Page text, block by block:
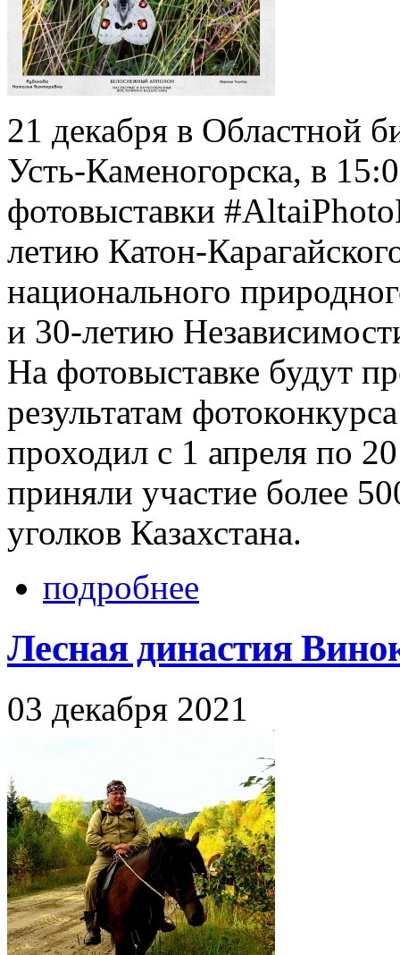
21 декабря в Областной
Усть-Каменогорска, в
фотовыставки
летию Катон-
национального
и 30-летию
На фотовыставке будут
результатам
проходил с 1 апреля по
приняли участие более
уголков Казахстана.
подробнее
Лесная династия
03 декабря 2021